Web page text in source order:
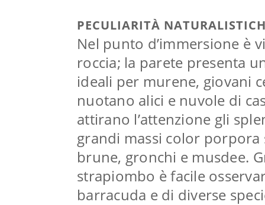
PECULIARITÀ
Nel punto d’immersione è
roccia; la parete presenta
ideali per murene, giovani
nuotano alici e nuvole di
attirano l’attenzione gli
grandi massi color
brune, gronchi e musdee.
strapiombo è facile
barracuda e di diverse